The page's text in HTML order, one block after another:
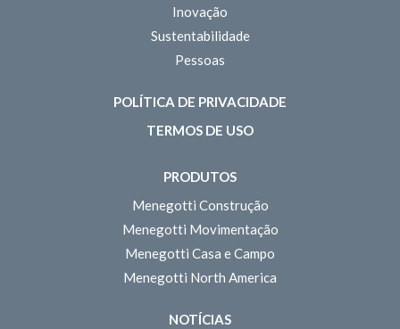
Inovação
Sustentabilidade
Pessoas
POLÍTICA DE PRIVACIDADE
TERMOS DE USO
PRODUTOS
Menegotti Construção
Menegotti Movimentação
Menegotti Casa e Campo
Menegotti North America
NOTÍCIAS